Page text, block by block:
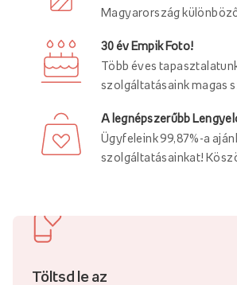
Magyarország
30 év Empik Foto!
Több éves
szolgáltatásaink magas
A legnépszerűbb
Ügyfeleink 99,87%-a
szolgáltatásainkat!
Töltsd le az